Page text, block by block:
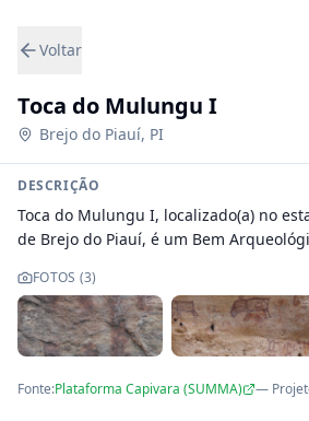
Voltar
Toca do Mulungu I
Brejo do Piauí, PI
DESCRIÇÃO
Toca do Mulungu I, localizado(a) no
de Brejo do Piauí, é um Bem
FOTOS (3)
Fonte:Plataforma Capivara (SUMMA) —